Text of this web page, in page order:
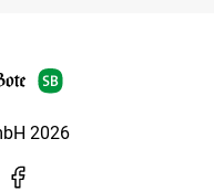
2026